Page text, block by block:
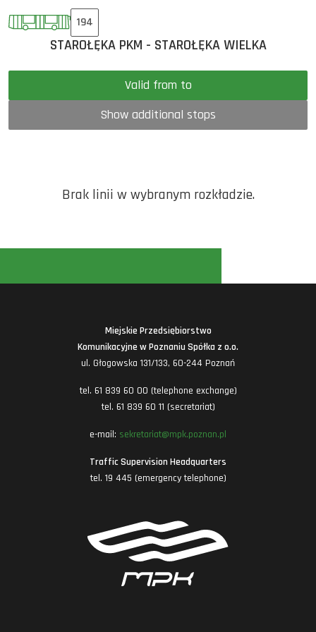
194
STAROŁĘKA PKM - STAROŁĘKA WIELKA
Valid from to
Show additional stops
Brak linii w wybranym rozkładzie.
Miejskie Przedsiębiorstwo
Komunikacyjne w Poznaniu Spółka z o.o.
ul. Głogowska 131/133, 60-244 Poznań
tel. 61 839 60 00 (telephone exchange)
tel. 61 839 60 11 (secretariat)
e-mail: sekretariat@mpk.poznan.pl
Traffic Supervision Headquarters
tel. 19 445 (emergency telephone)